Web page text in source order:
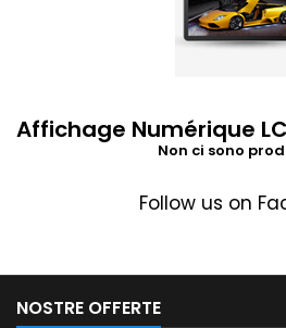
Affichage Numérique
Non ci sono
Follow us on
NOSTRE OFFERTE